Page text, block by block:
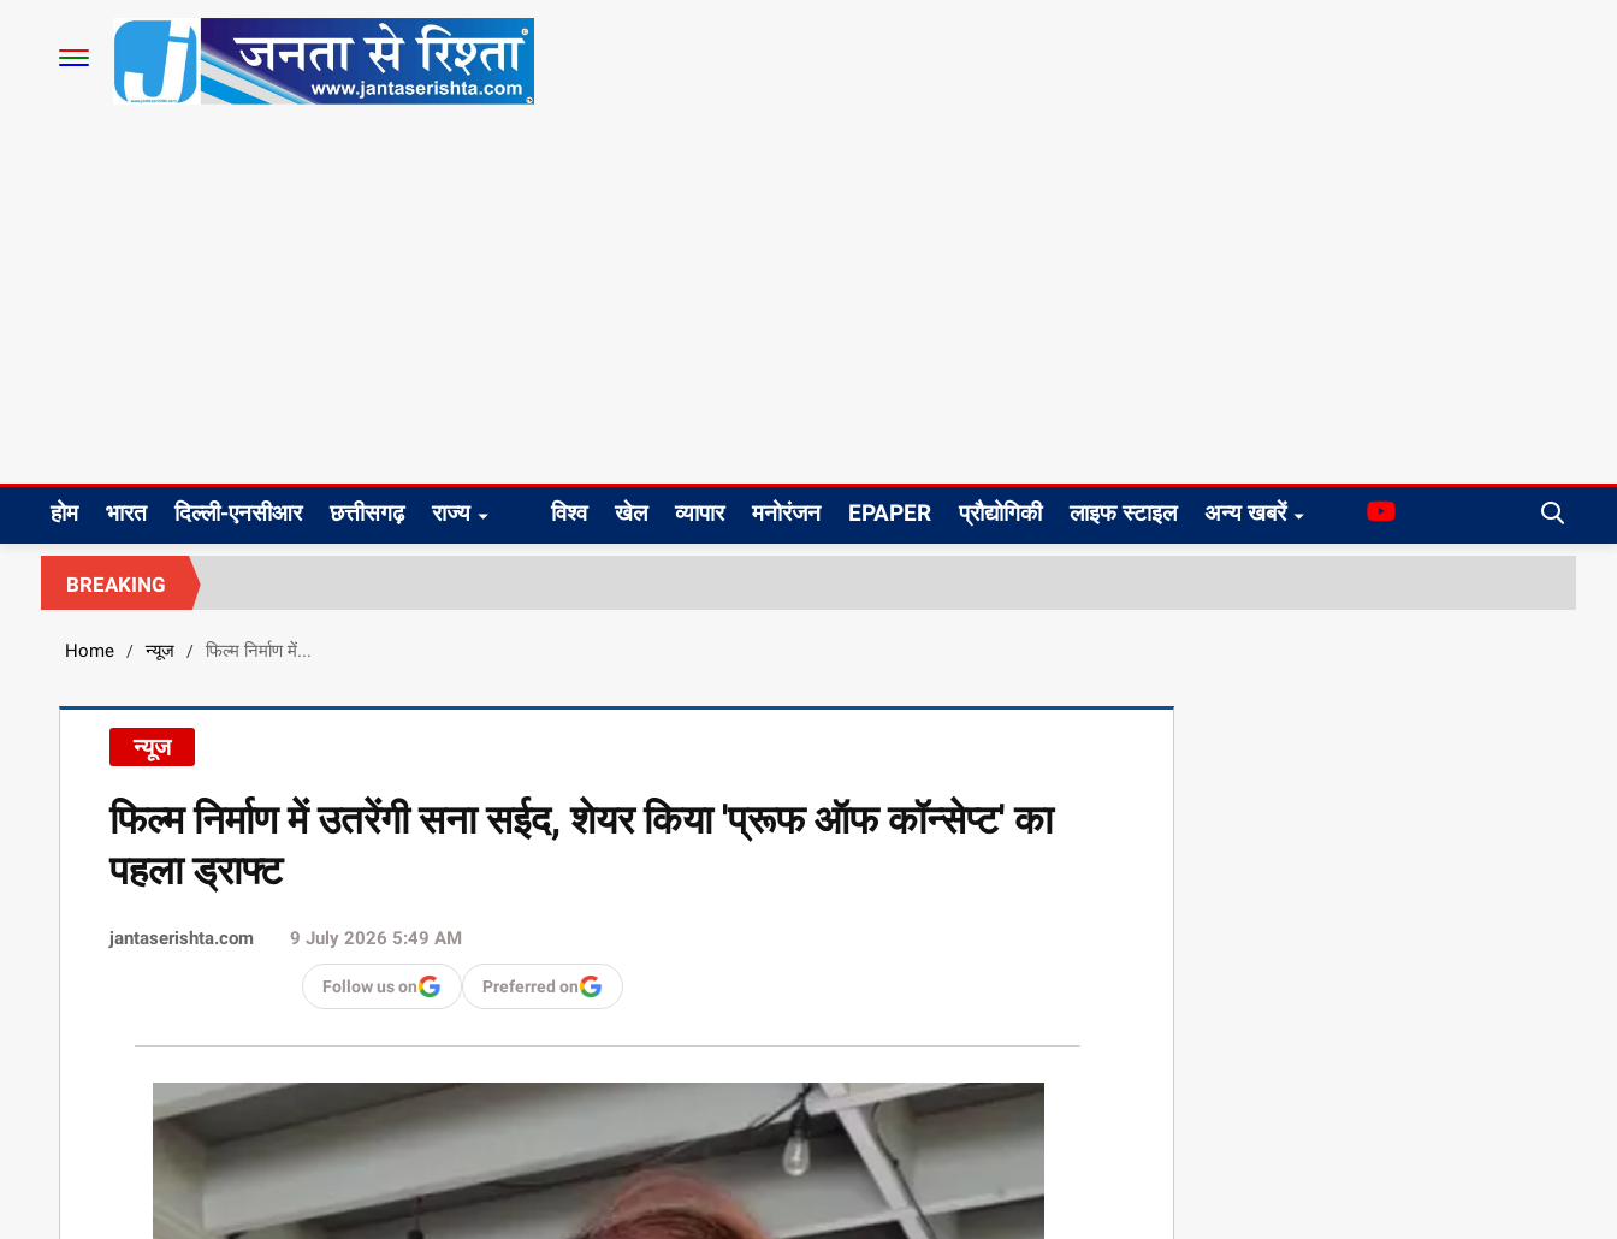
होम भारत दिल्ली-एनसीआर छत्तीसगढ़ राज्य विश्व खेल व्यापार मनोरंजन EPAPER प्रौद्योगिकी लाइफ स्टाइल अन्य खबरें
BREAKING
Home / न्यूज / फिल्म निर्माण में...
न्यूज
फिल्म निर्माण में उतरेंगी सना सईद, शेयर किया 'प्रूफ ऑफ कॉन्सेप्ट' का
पहला ड्राफ्ट
jantaserishta.com 9 July 2026 5:49 AM
Follow us on Preferred on